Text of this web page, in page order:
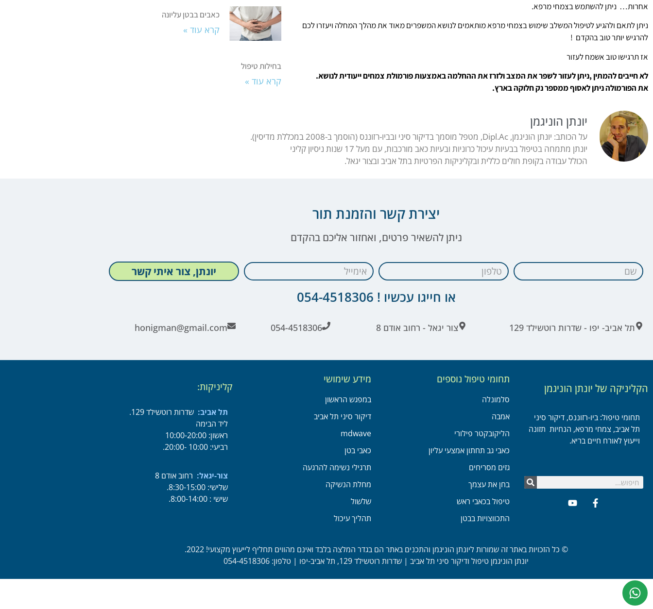
אחרות… ניתן להשתמש בצמחי מרפא.
ניתן לתאם ולהגיע לטיפול המשלב שימוש בצמחי מרפא מותאמים לנושא המשפרים מאוד את מהלך המחלה ויעזרו לכם
להרגיש יותר טוב בהקדם !
אז תרגישו טוב אשמח לעזור
לא חייבים להמתין ,ניתן לעזור לשפר את המצב ולזרז את ההחלמה באמצעות פורמולת צמחים ייעודית לנושא.
את הפורמולה ניתן לאסוף ממספר נק חלוקה בארץ.
כאבים בבטן עליונה
קרא עוד »
בחילות טיפול
קרא עוד »
יונתן הוניגמן
על הכותב: יונתן הוניגמן, Dipl.Ac, מטפל מוסמך בדיקור סיני ובביו-רזוננס (הוסמך ב-2008 במכללת מדיסין).
יונתן מתמחה בטיפול בבעיות עיכול כרוניות ובעיות כאב מורכבות, עם מעל 17 שנות ניסיון קליני
הכולל עבודה בקופת חולים כללית ובקליניקות הפרטיות בתל אביב ובצור יגאל.
יצירת קשר והזמנת תור
ניתן להשאיר פרטים, ואחזור אליכם בהקדם
יונתן, צור איתי קשר
או חייגו עכשיו ! 054-4518306
תל אביב- יפו - שדרות רוטשילד 129 צור יגאל - רחוב אודם 8 054-4518306
honigman@gmail.com
הקליניקה של יונתן הוניגמן
תחומי טיפול: ביו-רזוננס, דיקור סיני
תל אביב, צמחי מרפא, הנחיות תזונה
וייעוץ לאורח חיים בריא.
תחומי טיפול נוספים
סלמונלה
אמבה
הליקובקטר פילורי
כאבי גב תחתון אמצעי עליון
גזים מסריחים
בחן את עצמך
טיפול בכאבי ראש
התכווצויות בבטן
מידע שימושי
במפגש הראשון
דיקור סיני תל אביב
mdwave
כאבי בטן
תרגילי נשימה להרגעה
מחלת הנשיקה
שלשול
תהליך עיכול
קליניקות:
תל אביב: שדרות רוטשילד 129.
ליד הבימה
ראשון: 10:00-20:00
רביעי: 10:00 -20:00.
צור-יגאל: רחוב אודם 8
שלישי: 8:30-15:00.
שישי : 8:00-14:00.
© כל הזכויות באתר זה שמורות ליונתן הוניגמן והתכנים באתר הם בגדר המלצה בלבד ואינם מהווים תחליף לייעוץ מקצועי! 2022.
יונתן הוניגמן טיפול ודיקור סיני תל אביב | שדרות רוטשילד 129, תל אביב-יפו | טלפון: 054-4518306